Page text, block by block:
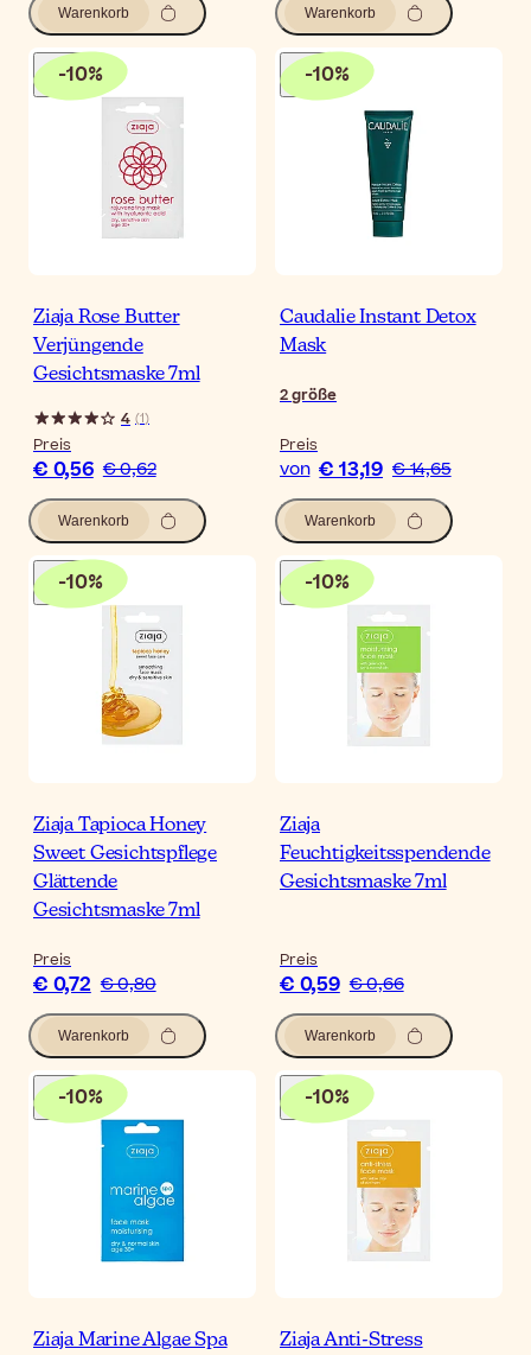
Warenkorb Warenkorb
-10%
Ziaja Rose Butter
Verjüngende
Gesichtsmaske 7ml
4 (1)
Preis
€ 0,56 € 0,62
Warenkorb
-10%
Caudalie Instant Detox
Mask
2größe
Preis
von € 13,19 € 14,65
Warenkorb
-10%
Ziaja Tapioca Honey
Sweet Gesichtspflege
Glättende
Gesichtsmaske 7ml
Preis
€ 0,72 € 0,80
Warenkorb
-10%
Ziaja
Feuchtigkeitsspendende
Gesichtsmaske 7ml
Preis
€ 0,59 € 0,66
Warenkorb
-10%
Ziaja Marine Algae Spa
-10%
Ziaja Anti-Stress